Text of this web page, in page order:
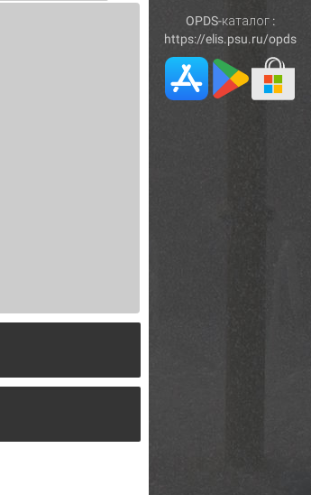
OPDS-каталог :
https://elis.psu.ru/opds